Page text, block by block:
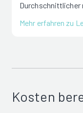
Durchschnittlicher
Mehr erfahren zu
Kosten